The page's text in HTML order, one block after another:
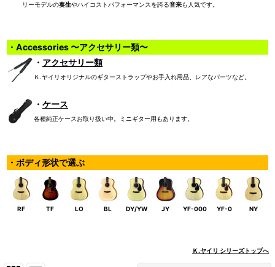
リーモデルの奏生やハイコストパフォーマンスを誇る音来も人気です。
・Accessories 〜アクセサリー類〜
・ アクセサリー類
Ｋ.ヤイリオリジナルのギターストラップやお手入れ用品、レアなパーツなど。
・ ケース
各種純正ケースお取り扱い中。ミニギター用もあります。
・ボディ形状で選ぶ
RF TF LO BL DY/YW JY YF-000 YF-0 NY
Ｋ.ヤイリ シリーズトップへ